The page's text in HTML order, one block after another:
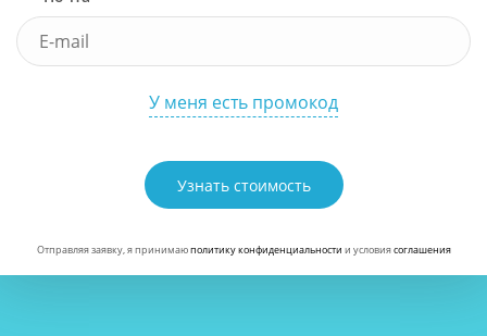
У меня есть промокод
Узнать стоимость
Отправляя заявку, я принимаюполитику конфиденциальности и условиясоглашения